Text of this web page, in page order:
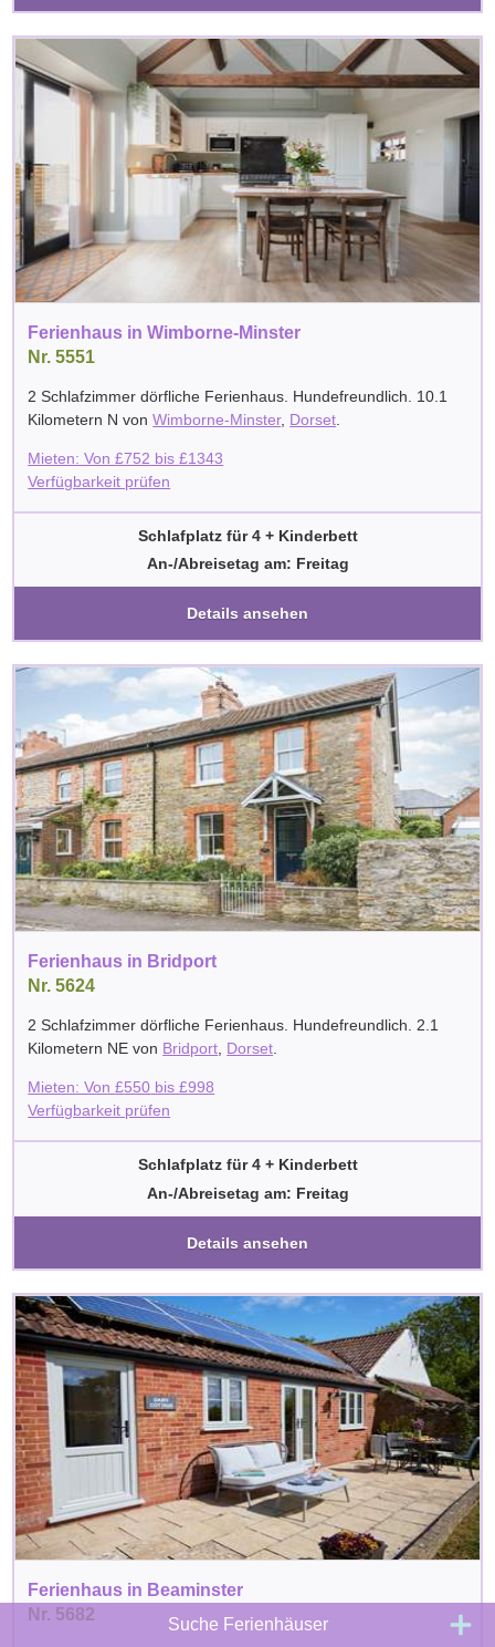
Ferienhaus in Wimborne-Minster
Nr. 5551
2 Schlafzimmer dörfliche Ferienhaus. Hundefreundlich. 10.1
Kilometern N vonWimborne-Minster, Dorset
Mieten: Von£752 bis£1343
Verfügbarkeit prüfen
Schlafplatz für 4 + Kinderbett
An-/Abreisetag am: Freitag
Details ansehen
Ferienhaus in Bridport
Nr. 5624
2 Schlafzimmer dörfliche Ferienhaus. Hundefreundlich. 2.1
Kilometern NE von Bridport Dorset
Mieten: Von£550 bis£998
Verfügbarkeit prüfen
Schlafplatz für 4 + Kinderbett
An-/Abreisetag am: Freitag
Details ansehen
Ferienhaus in Beaminster
Nr. 5682
Suche Ferienhäuser